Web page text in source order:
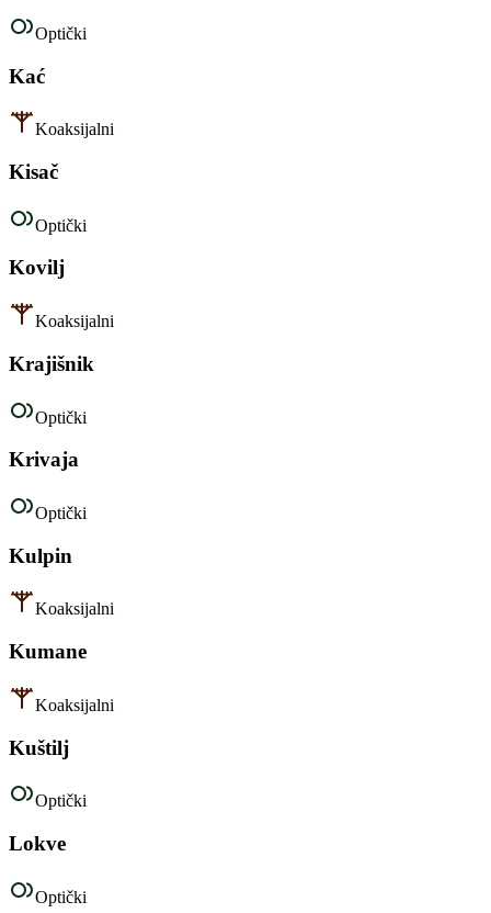
Optički
Kać
Koaksijalni
Kisač
Optički
Kovilj
Koaksijalni
Krajišnik
Optički
Krivaja
Optički
Kulpin
Koaksijalni
Kumane
Koaksijalni
Kuštilj
Optički
Lokve
Optički